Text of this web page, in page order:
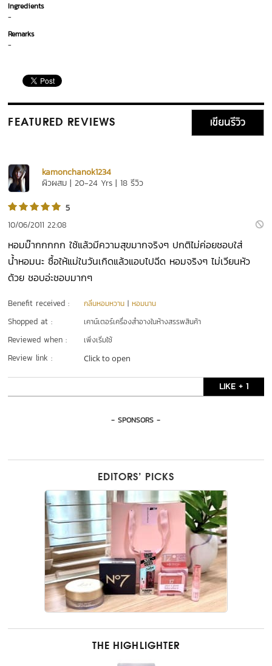
Ingredients
-
Remarks
-
FEATURED REVIEWS เขียนรีวิว
kamonchanok1234
ผิวผสม | 20-24 Yrs | 18 รีวิว
5
10/06/2011 22:08
หอมม๊ากกกกก ใช้แล้วมีความสุขมากจริงๆ ปกติไม่ค่อยชอบใส่
น้ำหอมนะ ซื้อให้แม่ในวันเกิดแล้วแอบไปฉีด หอมจริงๆ ไม่เวียนหัว
ด้วย ชอบอ่ะชอบมากๆ
Benefit received : กลิ่นหอมหวาน |หอมนาน
Shopped at : เคาน์เตอร์เครื่องสำอางในห้างสรรพสินค้า
Reviewed when : เพิ่งเริ่มใช้
Review link : Click to open
LIKE + 1
- SPONSORS -
EDITORS’ PICKS
THE HIGHLIGHTER